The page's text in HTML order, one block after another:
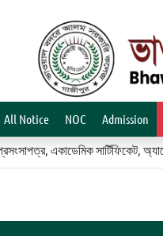
All Notice NOC Admission
প্রসংসাপত্র, একাডেমিক